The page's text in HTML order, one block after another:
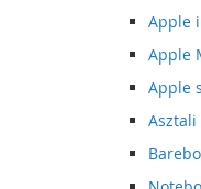
Apple
Apple
Apple
Asztali